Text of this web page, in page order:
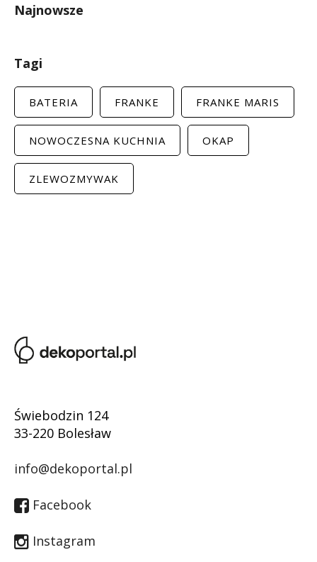
Najnowsze
Tagi
BATERIA FRANKE FRANKE MARIS
NOWOCZESNA KUCHNIA OKAP
ZLEWOZMYWAK
Świebodzin 124
33-220 Bolesław
info@dekoportal.pl
Facebook
Instagram